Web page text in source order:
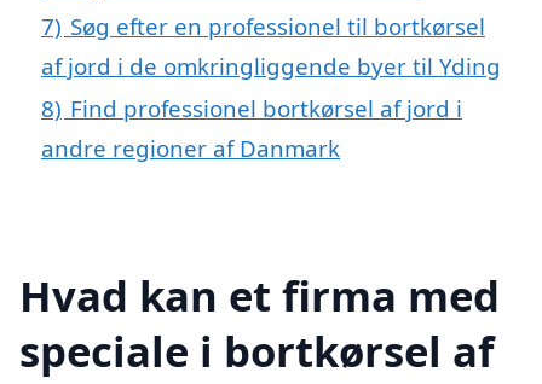
7) Søg efter en professionel til bortkørsel
af jord i de omkringliggende byer til Yding
8) Find professionel bortkørsel af jord i
andre regioner af Danmark
Hvad kan et firma med
speciale i bortkørsel af